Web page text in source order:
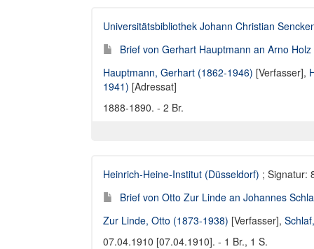
Universitätsbibliothek Johann Christian
Brief von Gerhart Hauptmann an Arno
Hauptmann, Gerhart (1862-1946) [Verfasser],
1941) [Adressat]
1888-1890. - 2 Br.
Heinrich-Heine-Institut (Düsseldorf) ; Signatur:
Brief von Otto Zur Linde an Johannes
Zur Linde, Otto (1873-1938) [Verfasser],
07.04.1910 [07.04.1910]. - 1 Br., 1 S.